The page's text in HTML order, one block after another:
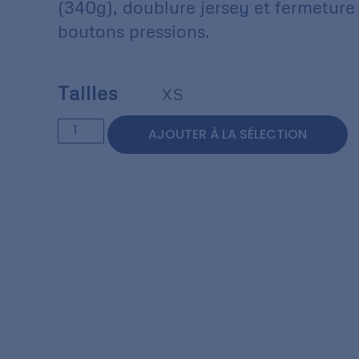
(340g), doublure jersey et fermeture
boutons pressions.
Tailles XS
AJOUTER À LA SÉLECTION